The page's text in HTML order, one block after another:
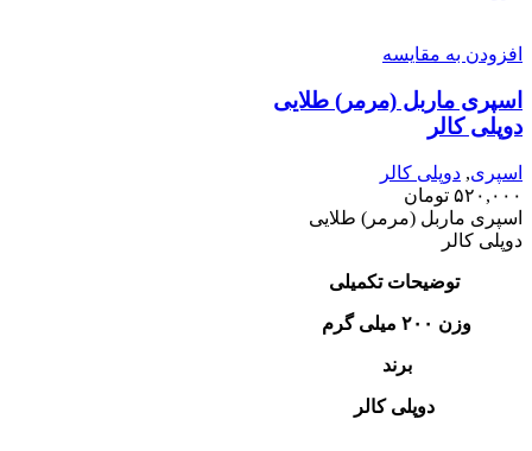
افزودن به مقایسه
اسپری ماربل (مرمر) طلایی
دوپلی کالر
اسپری, دوپلی کالر
۵۲۰,۰۰۰ تومان
اسپری ماربل (مرمر) طلایی
دوپلی کالر
توضیحات تکمیلی
وزن ۲۰۰ میلی گرم
برند
دوپلی کالر